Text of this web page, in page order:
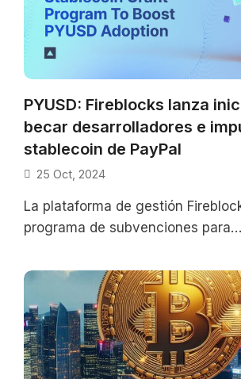
PYUSD: Fireblocks lanza
becar desarrolladores e
stablecoin de PayPal
25 Oct, 2024
La plataforma de gestión
programa de subvenciones para
adopción de